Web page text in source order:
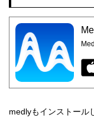
medlyもインストール